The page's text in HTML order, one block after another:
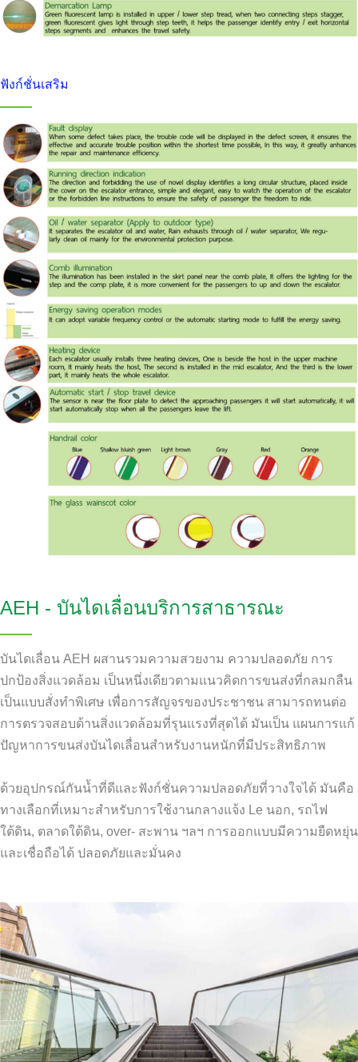
ฟังก์ชั่นเสริม
AEH - บันไดเลื่อนบริการสาธารณะ
บันไดเลื่อน AEH ผสานรวมความสวยงาม ความปลอดภัย การ
ปกป้องสิ่งแวดล้อม เป็นหนึ่งเดียวตามแนวคิดการขนส่งที่กลมกลืน
เป็นแบบสั่งทำพิเศษ เพื่อการสัญจรของประชาชน สามารถทนต่อ
การตรวจสอบด้านสิ่งแวดล้อมที่รุนแรงที่สุดได้ มันเป็น แผนการแก้
ปัญหาการขนส่งบันไดเลื่อนสำหรับงานหนักที่มีประสิทธิภาพ
ด้วยอุปกรณ์กันน้ำที่ดีและฟังก์ชั่นความปลอดภัยที่วางใจได้ มันคือ
ทางเลือกที่เหมาะสำหรับการใช้งานกลางแจ้ง Le นอก, รถไฟ
ใต้ดิน, ตลาดใต้ดิน, over- สะพาน ฯลฯ การออกแบบมีความยืดหยุ่น
และเชื่อถือได้ ปลอดภัยและมั่นคง